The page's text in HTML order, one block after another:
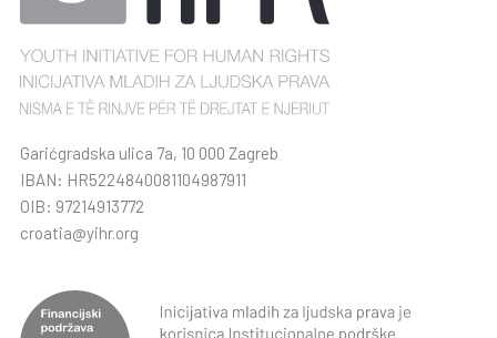
Garićgradska ulica 7a, 10 000 Zagreb
IBAN: HR5224840081104987911
OIB: 97214913772
croatia@yihr.org